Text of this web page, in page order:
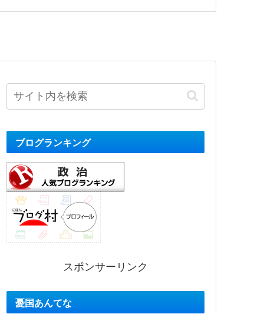
ブログランキング
スポンサーリンク
憂国あんてな